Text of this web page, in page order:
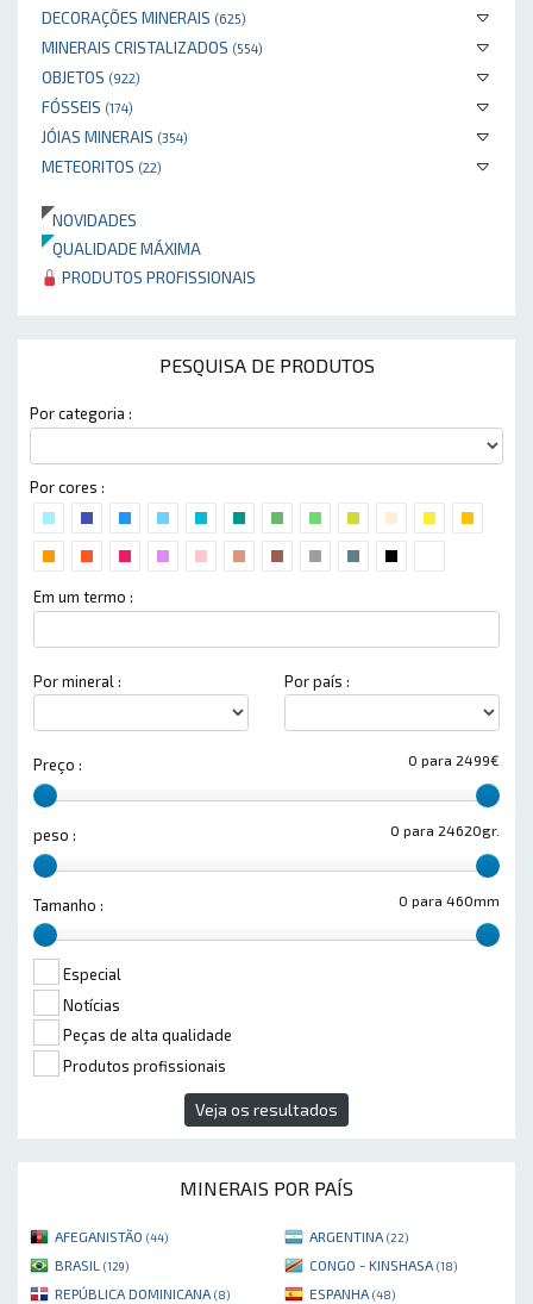
DECORAÇÕES MINERAIS (625)
MINERAIS CRISTALIZADOS (554)
OBJETOS (922)
FÓSSEIS (174)
JÓIAS MINERAIS (354)
METEORITOS (22)
NOVIDADES
QUALIDADE MÁXIMA
PRODUTOS PROFISSIONAIS
PESQUISA DE PRODUTOS
Por categoria :
Por cores :
Em um termo :
Por mineral : Por país :
0 para 2499€
Preço :
0 para 24620gr.
peso :
0 para 460mm
Tamanho :
Especial
Notícias
Peças de alta qualidade
Produtos profissionais
Veja os resultados
MINERAIS POR PAÍS
AFEGANISTÃO (44) ARGENTINA (22)
BRASIL (129) CONGO - KINSHASA (18)
REPÚBLICA DOMINICANA (8) ESPANHA (48)